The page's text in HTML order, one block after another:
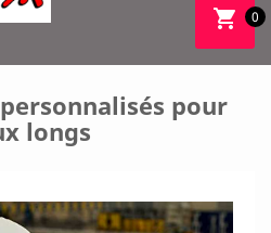
shopping_cart 0
pour
longs